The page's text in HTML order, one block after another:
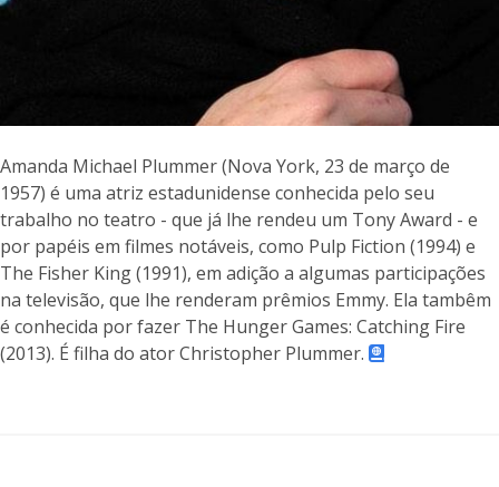
Amanda Michael Plummer (Nova York, 23 de março de
1957) é uma atriz estadunidense conhecida pelo seu
trabalho no teatro - que já lhe rendeu um Tony Award - e
por papéis em filmes notáveis, como Pulp Fiction (1994) e
The Fisher King (1991), em adição a algumas participações
na televisão, que lhe renderam prêmios Emmy. Ela tambêm
é conhecida por fazer The Hunger Games: Catching Fire
(2013). É filha do ator Christopher Plummer.